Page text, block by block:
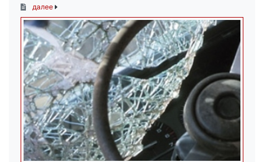
далее